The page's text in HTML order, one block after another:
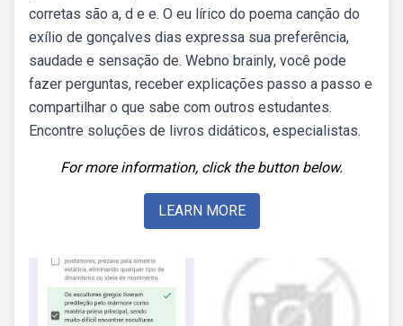
corretas são a, d e e. O eu lírico do poema canção do
exílio de gonçalves dias expressa sua preferência,
saudade e sensação de. Webno brainly, você pode
fazer perguntas, receber explicações passo a passo e
compartilhar o que sabe com outros estudantes.
Encontre soluções de livros didáticos, especialistas.
For more information, click the button below.
LEARN MORE